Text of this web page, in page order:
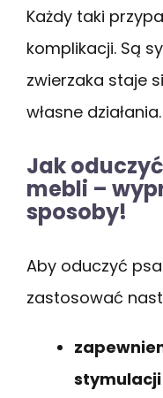
Każdy taki
komplikacji. Są
zwierzaka staje
własne działania.
Jak
mebli –
sposoby!
Aby oduczyć
zastosować
stymulacji